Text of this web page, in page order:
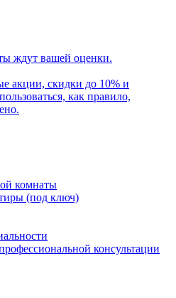
ждут вашей оценки.
акции, скидки до 10% и
как правило,
комнаты
(под ключ)
консультации